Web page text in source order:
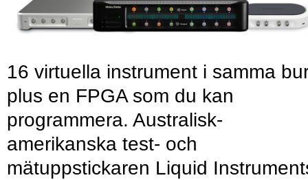
16 virtuella instrument i samma
plus en FPGA som du kan
programmera. Australisk-
amerikanska test- och
mätuppstickaren Liquid